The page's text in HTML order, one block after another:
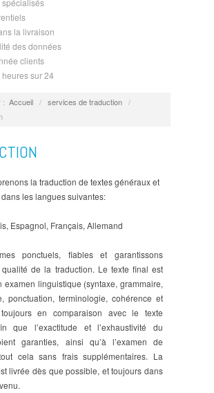
spécialisés
la livraison
des données
clients
sur 24
: Accueil / services de traduction /
la traduction de textes généraux et
les langues suivantes:
Espagnol, Français, Allemand
ponctuels, fiables et garantissons
qualité de la traduction. Le texte final est
examen linguistique (syntaxe, grammaire,
ponctuation, terminologie, cohérence et
en comparaison avec le texte
que l’exactitude et l’exhaustivité du
garanties, ainsi qu’à l’examen de
cela sans frais supplémentaires. La
livrée dès que possible, et toujours dans